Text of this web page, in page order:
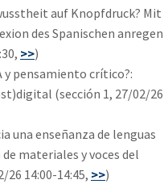
auf Knopfdruck? Mit
des Spanischen anregen
>>)
y pensamiento crítico?:
(sección 1, 27/02/26
una enseñanza de lenguas
materiales y voces del
14:00-14:45, >>)